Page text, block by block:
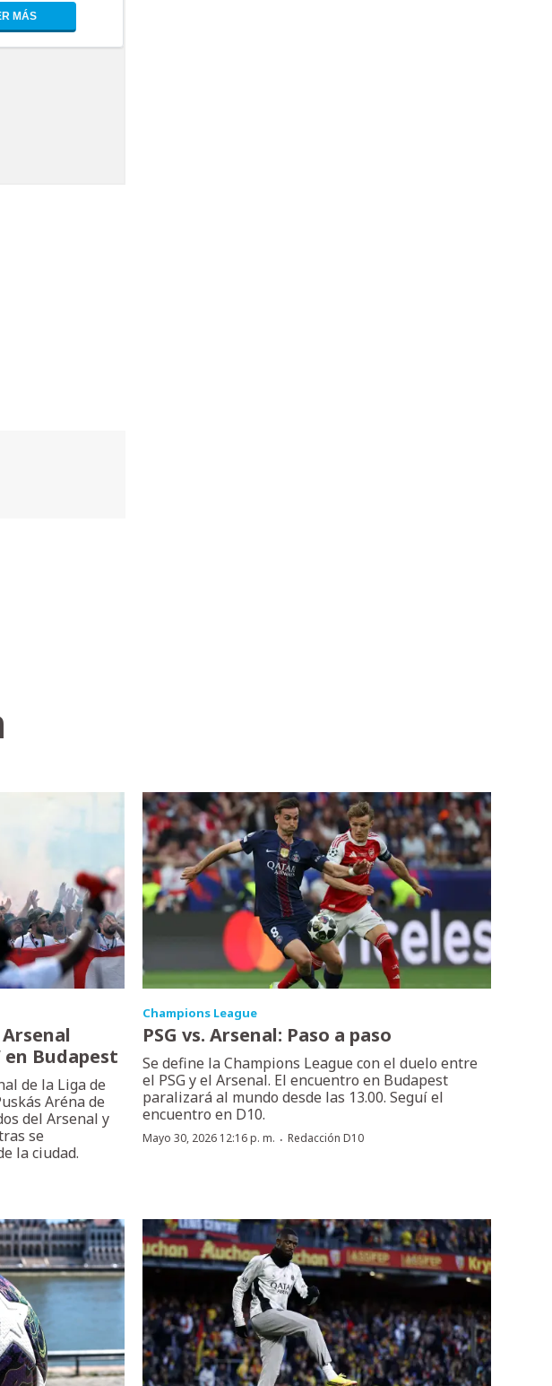
en Budapest
de la Liga de
Aréna de
del Arsenal y
se
la ciudad.
Champions League
PSG vs. Arsenal: Paso a paso
Se define la Champions League con el duelo entre
el PSG y el Arsenal. El encuentro en Budapest
paralizará al mundo desde las 13.00. Seguí el
encuentro en D10.
Mayo 30, 2026 12:16 p. m. · Redacción D10